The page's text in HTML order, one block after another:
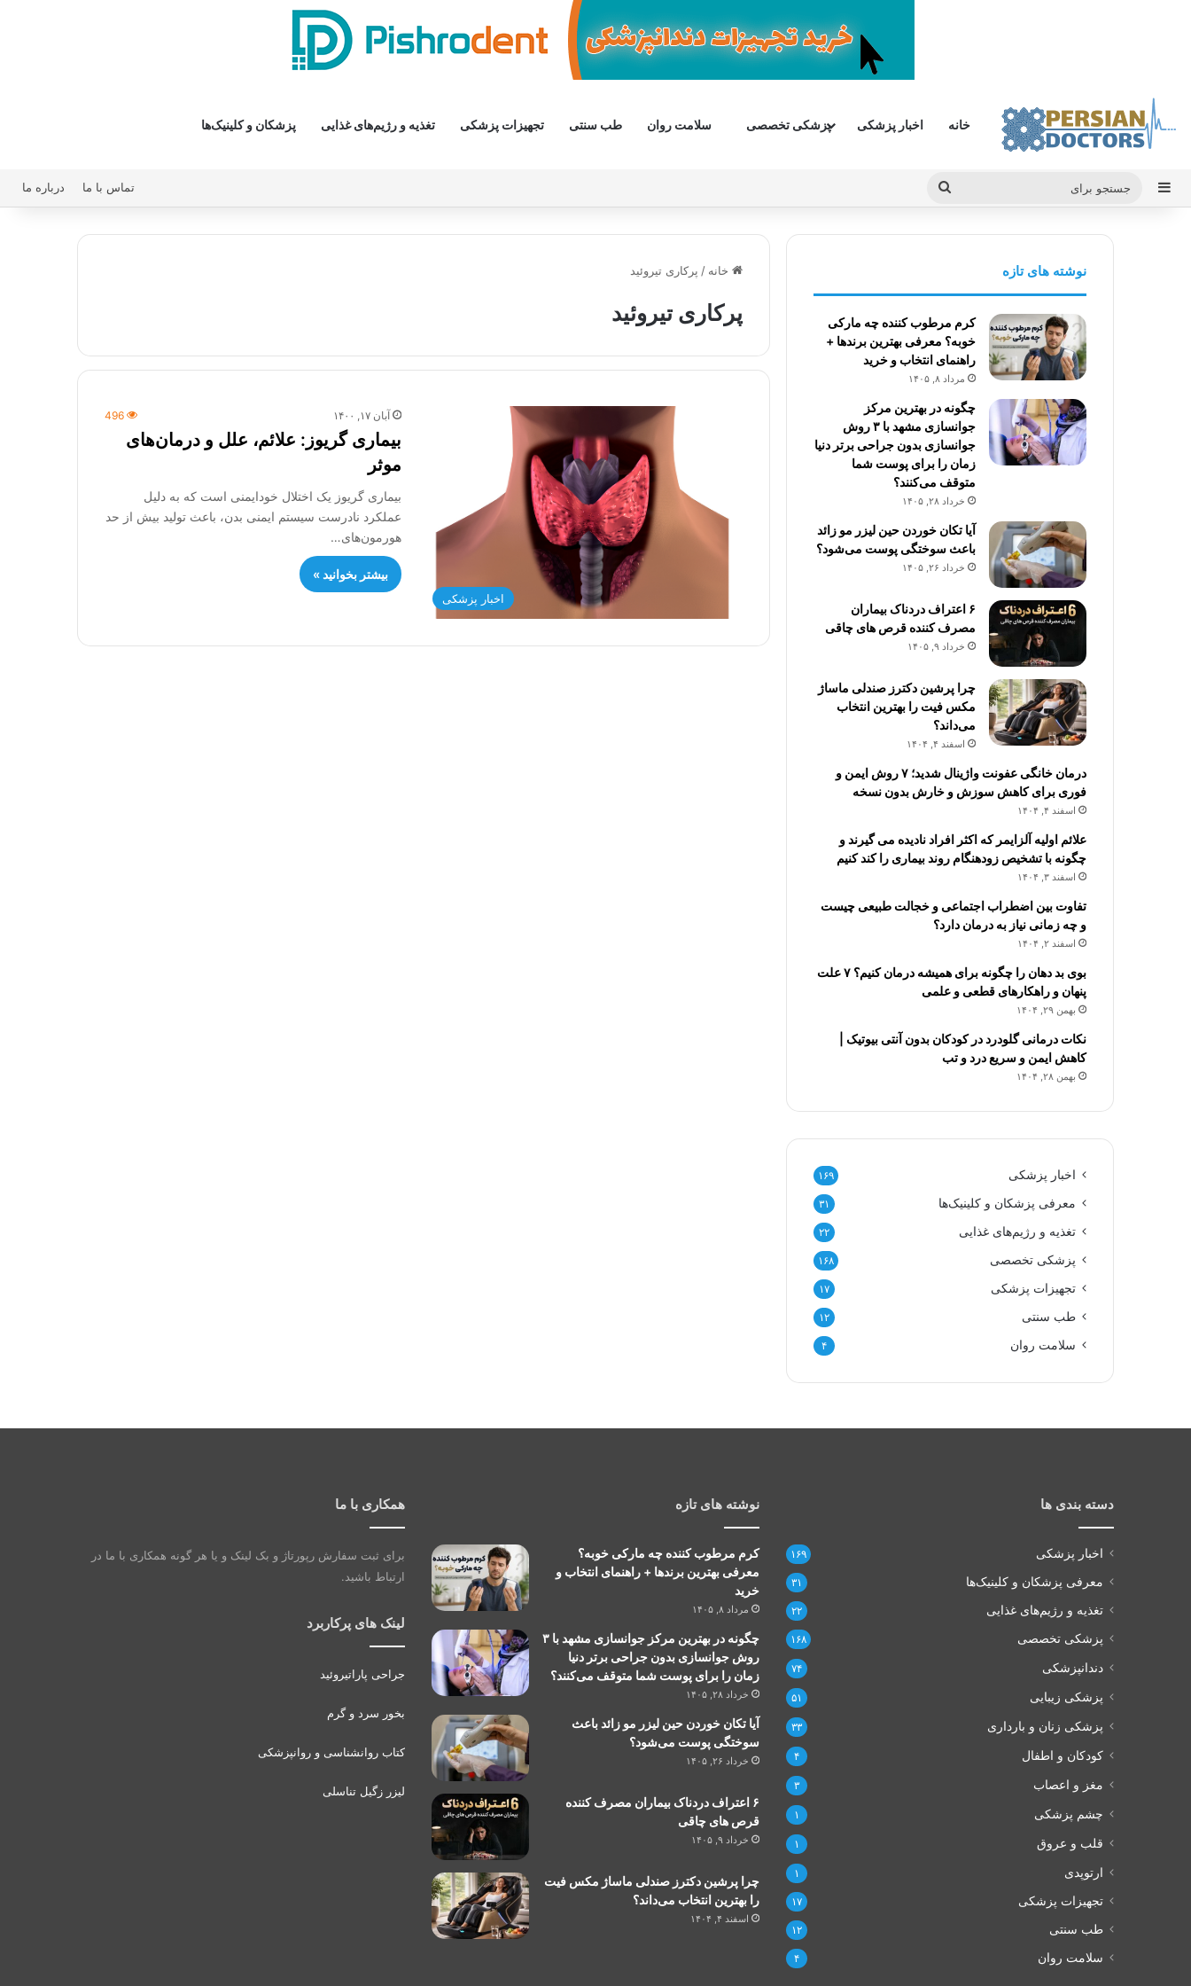
خانه اخبار پزشکی پزشکی تخصصی سلامت روان طب سنتی تجهیزات پزشکی تغذیه و رژیم‌های غذایی پزشکان و کلینیک‌ها
سایدبار تماس با ما درباره ما
خانه / پرکاری تیروئید
پرکاری تیروئید
اخبار پزشکی
آبان ۱۷, ۱۴۰۰ 496
بیماری گریوز: علائم، علل و درمان‌های
موثر
بیماری گریوز یک اختلال خودایمنی است که به دلیل
عملکرد نادرست سیستم ایمنی بدن، باعث تولید بیش از حد
هورمون‌های…
بیشتر بخوانید »
نوشته های تازه
کرم مرطوب کننده چه مارکی
خوبه؟ معرفی بهترین برندها +
راهنمای انتخاب و خرید
مرداد ۸, ۱۴۰۵
چگونه در بهترین مرکز
جوانسازی مشهد با ۳ روش
جوانسازی بدون جراحی برتر دنیا
زمان را برای پوست شما
متوقف می‌کنند؟
خرداد ۲۸, ۱۴۰۵
آیا تکان خوردن حین لیزر مو زائد
باعث سوختگی پوست می‌شود؟
خرداد ۲۶, ۱۴۰۵
۶ اعتراف دردناک بیماران
مصرف کننده قرص های چاقی
خرداد ۹, ۱۴۰۵
چرا پرشین دکترز صندلی ماساژ
مکس فیت را بهترین انتخاب
می‌داند؟
اسفند ۴, ۱۴۰۴
درمان خانگی عفونت واژینال شدید؛ ۷ روش ایمن و
فوری برای کاهش سوزش و خارش بدون نسخه
اسفند ۴, ۱۴۰۴
علائم اولیه آلزایمر که اکثر افراد نادیده می گیرند و
چگونه با تشخیص زودهنگام روند بیماری را کند کنیم
اسفند ۳, ۱۴۰۴
تفاوت بین اضطراب اجتماعی و خجالت طبیعی چیست
و چه زمانی نیاز به درمان دارد؟
اسفند ۲, ۱۴۰۴
بوی بد دهان را چگونه برای همیشه درمان کنیم؟ ۷ علت
پنهان و راهکارهای قطعی و علمی
بهمن ۲۹, ۱۴۰۴
نکات درمانی گلودرد در کودکان بدون آنتی بیوتیک |
کاهش ایمن و سریع درد و تب
بهمن ۲۸, ۱۴۰۴
اخبار پزشکی ۱۶۹
معرفی پزشکان و کلینیک‌ها ۳۱
تغذیه و رژیم‌های غذایی ۲۲
پزشکی تخصصی ۱۶۸
تجهیزات پزشکی ۱۷
طب سنتی ۱۲
سلامت روان ۴
دسته بندی ها
اخبار پزشکی ۱۶۹
معرفی پزشکان و کلینیک‌ها ۳۱
تغذیه و رژیم‌های غذایی ۲۲
پزشکی تخصصی ۱۶۸
دندانپزشکی ۷۴
پزشکی زیبایی ۵۱
پزشکی زنان و بارداری ۳۳
کودکان و اطفال ۴
مغز و اعصاب ۳
چشم پزشکی ۱
قلب و عروق ۱
ارتوپدی ۱
تجهیزات پزشکی ۱۷
طب سنتی ۱۲
سلامت روان ۴
نوشته های تازه
کرم مرطوب کننده چه مارکی خوبه؟
معرفی بهترین برندها + راهنمای انتخاب و
خرید
مرداد ۸, ۱۴۰۵
چگونه در بهترین مرکز جوانسازی مشهد با ۳
روش جوانسازی بدون جراحی برتر دنیا
زمان را برای پوست شما متوقف می‌کنند؟
خرداد ۲۸, ۱۴۰۵
آیا تکان خوردن حین لیزر مو زائد باعث
سوختگی پوست می‌شود؟
خرداد ۲۶, ۱۴۰۵
۶ اعتراف دردناک بیماران مصرف کننده
قرص های چاقی
خرداد ۹, ۱۴۰۵
چرا پرشین دکترز صندلی ماساژ مکس فیت
را بهترین انتخاب می‌داند؟
اسفند ۴, ۱۴۰۴
همکاری با ما
برای ثبت سفارش رپورتاژ و بک لینک و یا هر گونه همکاری با ما در
ارتباط باشید.
لینک های پرکاربرد
جراحی پاراتیروئید
بخور سرد و گرم
کتاب روانشناسی و روانپزشکی
لیزر زگیل تناسلی